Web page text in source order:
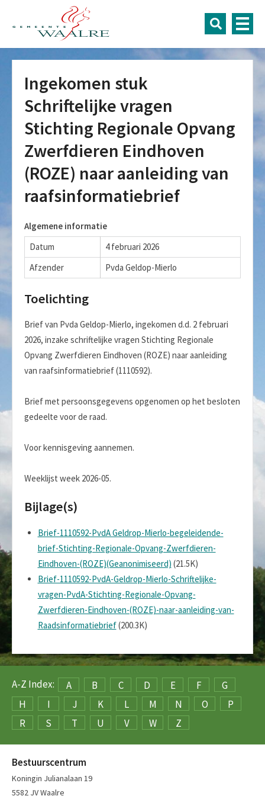
Ingekomen stuk
Schriftelijke vragen
Stichting Regionale Opvang
Zwerfdieren Eindhoven
(ROZE) naar aanleiding van
raafsinformatiebrief
Algemene informatie
Datum
4 februari 2026
Afzender
Pvda Geldop-Mierlo
Toelichting
Brief van Pvda Geldop-Mierlo, ingekomen d.d. 2 februari
2026, inzake schriftelijke vragen Stichting Regionale
Opvang Zwerfdieren Eindhoven (ROZE) naar aanleiding
van raafsinformatiebrief (1110592).
Brief met persoonsgegevens opgenomen op het besloten
gedeelte voor de raad.
Voor kennisgeving aannemen.
Weeklijst week 2026-05.
Bijlage(s)
Brief-1110592-PvdA Geldrop-Mierlo-begeleidende-
brief-Stichting-Regionale-Opvang-Zwerfdieren-
Eindhoven-(ROZE)(Geanonimiseerd) (21.5K)
Brief-1110592-PvdA-Geldrop-Mierlo-Schriftelijke-
vragen-PvdA-Stichting-Regionale-Opvang-
Zwerfdieren-Eindhoven-(ROZE)-naar-aanleiding-van-
Raadsinformatiebrief(200.3K)
A-Z Index: A B C D E F
G
H
I J K L M N O
P
R
S T U V W Z
Bestuurscentrum
Koningin Julianalaan 19
5582 JV Waalre